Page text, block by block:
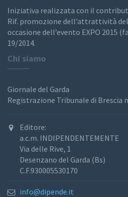
Iniziativa realizzata con il
Rif. promozione dell’attrattività
occasione dell’evento EXPO 2015
19/2014.
Chi siamo
Giornale del Garda
Registrazione Tribunale di Brescia
Editore:
a.c.m. INDIPENDENTEMENTE
Via delle Rive, 1
Desenzano del Garda (Bs)
C.F.930005530170
info@dipende.it